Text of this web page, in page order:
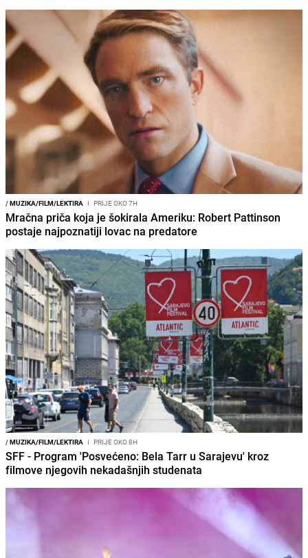
/MUZIKA/FILM/LEKTIRA I PRIJE OKO 7H
Mračna priča koja je šokirala Ameriku: Robert Pattinson
postaje najpoznatiji lovac na predatore
/MUZIKA/FILM/LEKTIRA I PRIJE OKO 8H
SFF - Program 'Posvećeno: Bela Tarr u Sarajevu' kroz
filmove njegovih nekadašnjih studenata